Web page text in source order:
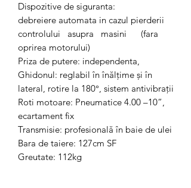
Dispozitive de siguranta:
debreiere automata in cazul pierderii
controlului asupra masini (fara
oprirea motorului)
Priza de putere: independenta,
Ghidonul: reglabil în înălţime şi în
lateral, rotire la 180°, sistem antivibraţii
Roti motoare: Pneumatice 4.00 –10”,
ecartament fix
Transmisie: profesională în baie de ulei
Bara de taiere: 127cm SF
Greutate: 112kg